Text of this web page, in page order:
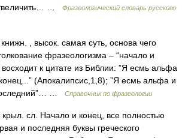
…
Фразеологический словарь русского
, высок. самая суть, основа чего
фразеологизма – “начало и
восходит к цитате из Библии: ”Я есмь альфа
(Апокалипсис,1,8); ”Я есмь альфа и
…
Справочник по фразеологии
сл. Начало и конец, все полностью
и последняя буквы греческого